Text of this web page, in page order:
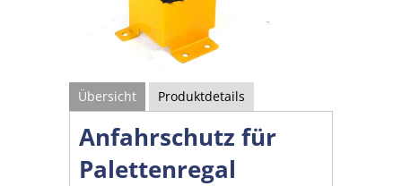
Übersicht Produktdetails
Anfahrschutz für
Palettenregal